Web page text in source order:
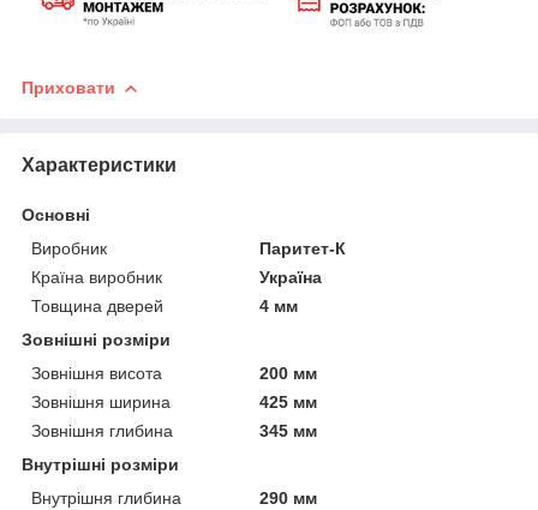
Приховати
Характеристики
Основні
Виробник
Паритет-К
Країна виробник
Україна
Товщина дверей
4 мм
Зовнішні розміри
Зовнішня висота
200 мм
Зовнішня ширина
425 мм
Зовнішня глибина
345 мм
Внутрішні розміри
Внутрішня глибина
290 мм